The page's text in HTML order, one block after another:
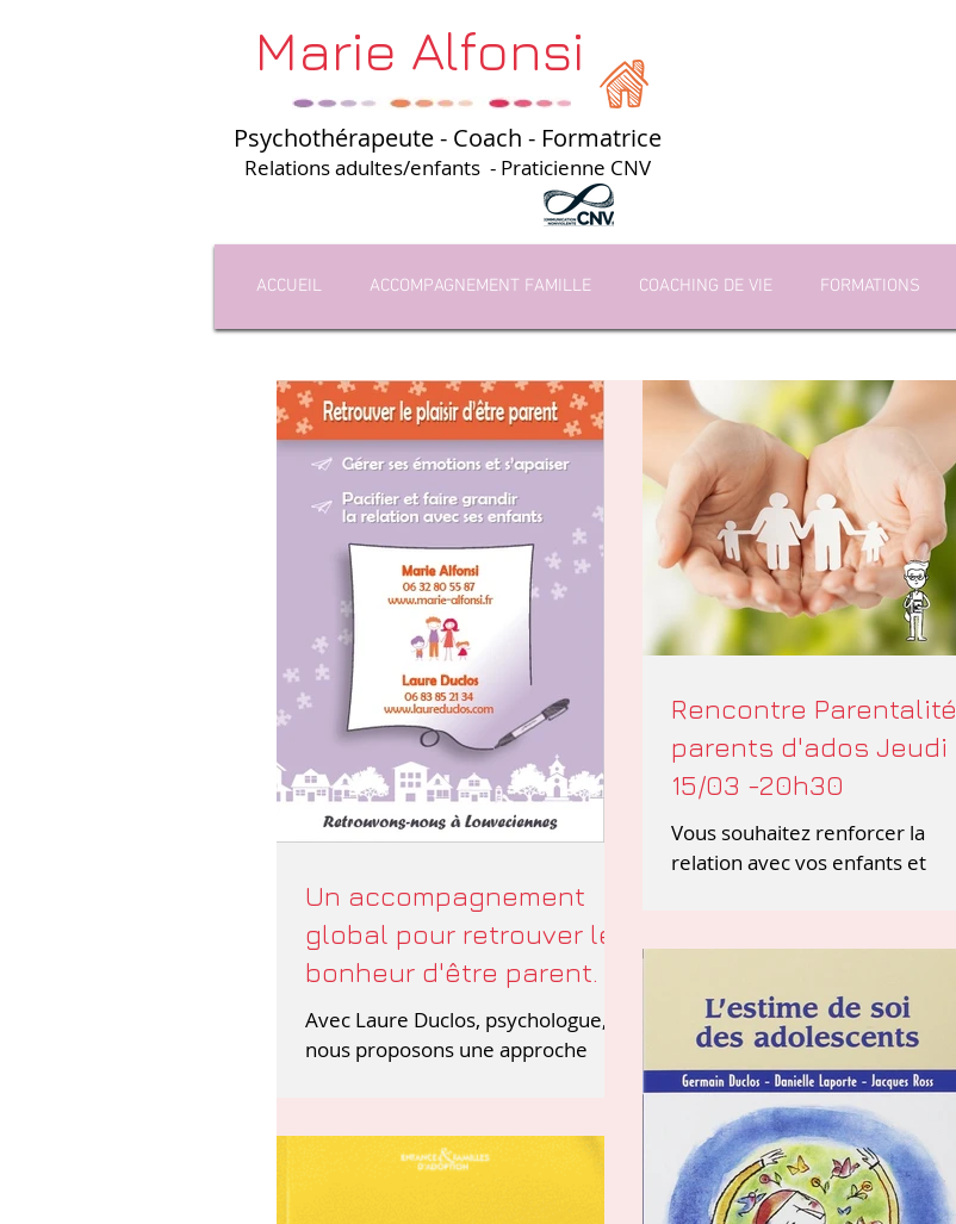
Marie Alfonsi
Psychothérapeute - Coach - Formatrice
Relations adultes/enfants - Praticienne CNV
ACCUEIL ACCOMPAGNEMENT FAMILLE COACHING DE VIE FORMATIONS
Un accompagnement
global pour retrouver le
bonheur d'être parent.
Avec Laure Duclos, psychologue,
nous proposons une approche
relatio
Rencontre Parentalité
parents d'ados Jeudi
15/03 -20h30
Vous souhaitez renforcer la
relation avec vos enfants et
positive se déroulent